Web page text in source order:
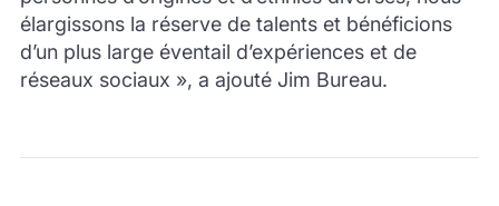
élargissons la réserve de talents et bénéficions
d’un plus large éventail d’expériences et de
réseaux sociaux », a ajouté Jim Bureau.